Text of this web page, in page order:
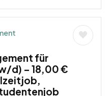
für
d) – 18,00 €